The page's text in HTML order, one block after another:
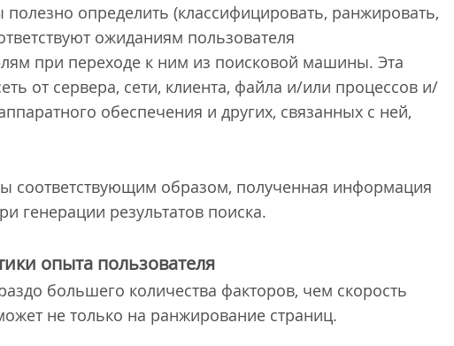
определить (классифицировать, ранжировать,
ожиданиям пользователя
при переходе к ним из поисковой машины. Эта
от сервера, сети, клиента, файла и/или процессов и/
обеспечения и других, связанных с ней,
соответствующим образом, полученная информация
генерации результатов поиска.
опыта пользователя
большего количества факторов, чем скорость
не только на ранжирование страниц.